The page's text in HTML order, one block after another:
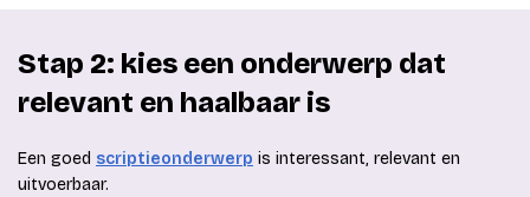
Stap 2: kies een onderwerp dat
relevant en haalbaar is
Een goed scriptieonderwerp is interessant, relevant en
uitvoerbaar.